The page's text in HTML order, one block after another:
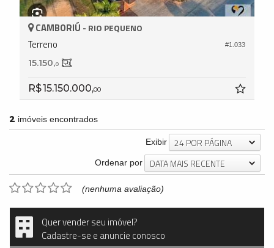
#1.033
CAMBORIÚ - RIO PEQUENO
Terreno
15.150,0
R$ 15.150.000,00
2 imóveis encontrados
Exibir 24 POR PÁGINA
Ordenar por DATA MAIS RECENTE
(nenhuma avaliação)
Quer vender seu imóvel?
Cadastre-se e anuncie conosco